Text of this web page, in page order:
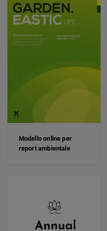
Modello online per
report ambientale